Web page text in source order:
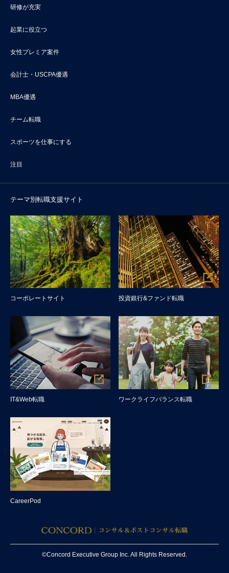
研修が充実
起業に役立つ
女性プレミア案件
会計士・USCPA優遇
MBA優遇
チーム転職
スポーツを仕事にする
注目
テーマ別転職支援サイト
コーポレートサイト 投資銀行&ファンド転職
IT&Web転職 ワークライフバランス転職
CareerPod
©Concord Executive Group Inc. All Rights Reserved.